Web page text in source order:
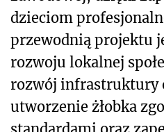
dzieciom
przewodnią projektu
rozwoju lokalnej
rozwój infrastruktury
utworzenie żłobka